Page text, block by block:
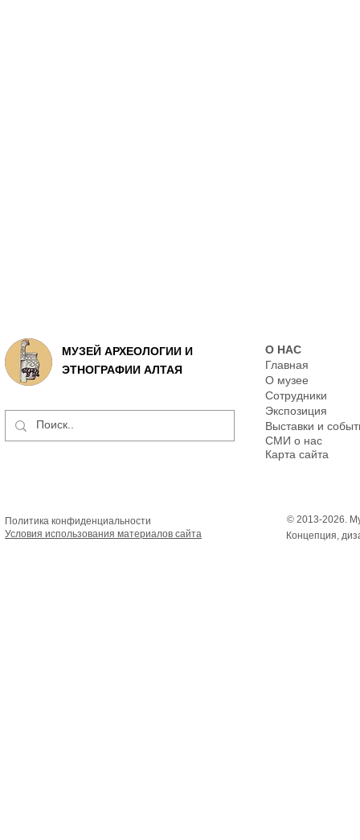
МУЗЕЙ АРХЕОЛОГИИ И
ЭТНОГРАФИИ АЛТАЯ
О НАС
Главная
О музее
Сотрудники
Экспозиция
Выставки и
СМИ о нас
Карта сайта
Политика конфиденциальности
Условия использования материалов сайта
© 2013-2026.
Концепция,